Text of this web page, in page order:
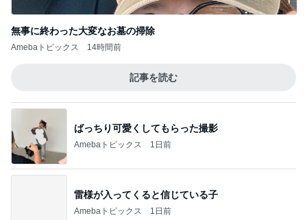
記事を読む
Amebaトピックス 1日前
雷様が入ってくると信じている子
Amebaトピックス 1日前
SAの看板の上でぐったりしたくまちゃん
Amebaトピックス 19時間前